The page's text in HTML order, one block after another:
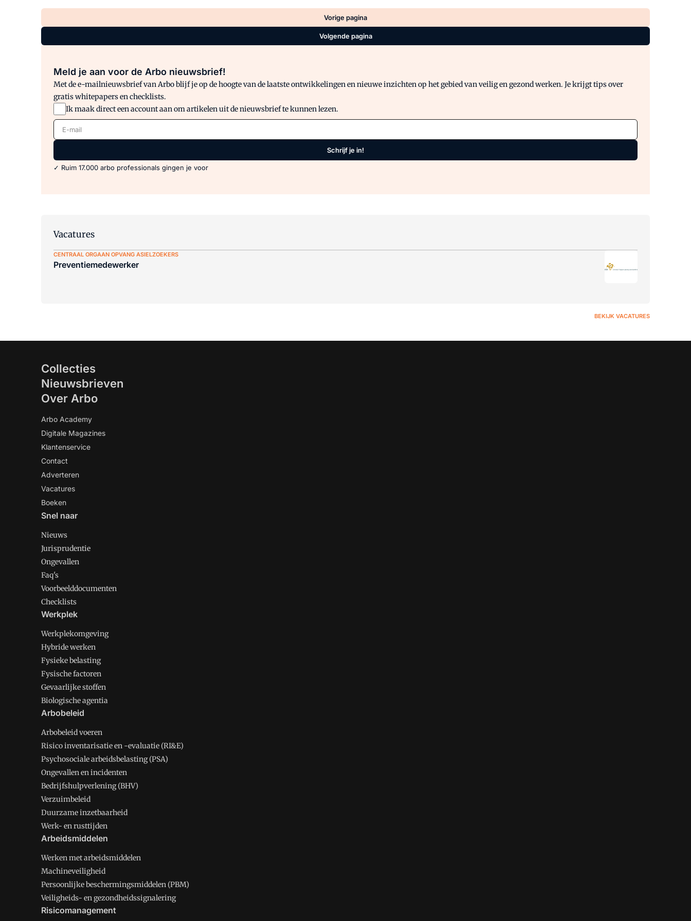
Vorige pagina
Volgende pagina
Meld je aan voor de Arbo nieuwsbrief!
Met de e-mailnieuwsbrief van Arbo blijf je op de hoogte van de laatste ontwikkelingen en nieuwe inzichten op het gebied van veilig en gezond werken. Je krijgt tips over
gratis whitepapers en checklists.
Ik maak direct een account aan om artikelen uit de nieuwsbrief te kunnen lezen.
E-mail
Schrijf je in!
✓ Ruim 17.000 arbo professionals gingen je voor
Vacatures
CENTRAAL ORGAAN OPVANG ASIELZOEKERS
Preventiemedewerker
BEKIJK VACATURES
Collecties
Nieuwsbrieven
Over Arbo
Arbo Academy
Digitale Magazines
Klantenservice
Contact
Adverteren
Vacatures
Boeken
Snel naar
Nieuws
Jurisprudentie
Ongevallen
Faq's
Voorbeelddocumenten
Checklists
Werkplek
Werkplekomgeving
Hybride werken
Fysieke belasting
Fysische factoren
Gevaarlijke stoffen
Biologische agentia
Arbobeleid
Arbobeleid voeren
Risico inventarisatie en -evaluatie (RI&E)
Psychosociale arbeidsbelasting (PSA)
Ongevallen en incidenten
Bedrijfshulpverlening (BHV)
Verzuimbeleid
Duurzame inzetbaarheid
Werk- en rusttijden
Arbeidsmiddelen
Werken met arbeidsmiddelen
Machineveiligheid
Persoonlijke beschermingsmiddelen (PBM)
Veiligheids- en gezondheidssignalering
Risicomanagement